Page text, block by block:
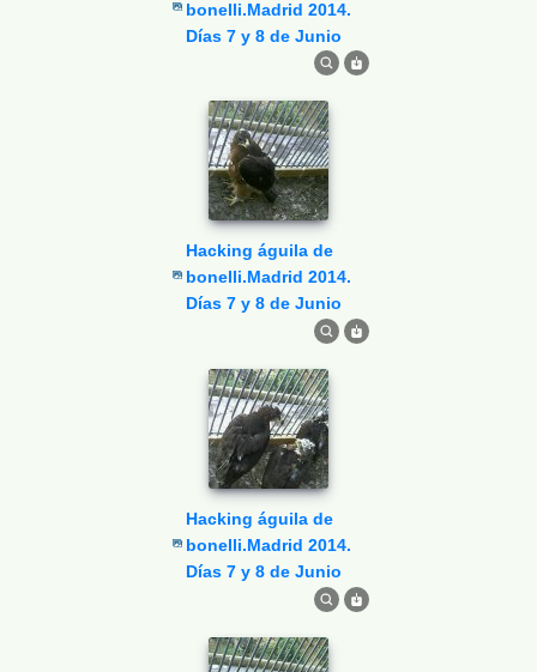
bonelli.Madrid 2014.
Días 7 y 8 de Junio
Hacking águila de
bonelli.Madrid 2014.
Días 7 y 8 de Junio
Hacking águila de
bonelli.Madrid 2014.
Días 7 y 8 de Junio